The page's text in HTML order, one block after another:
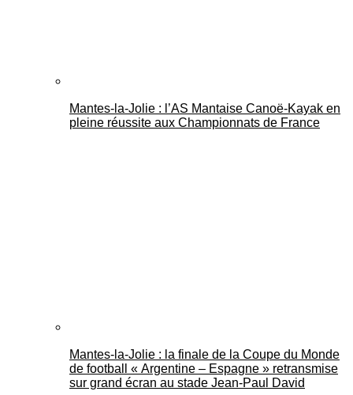
Mantes-la-Jolie : l’AS Mantaise Canoë‑Kayak en
pleine réussite aux Championnats de France
Mantes-la-Jolie : la finale de la Coupe du Monde
de football « Argentine – Espagne » retransmise
sur grand écran au stade Jean-Paul David